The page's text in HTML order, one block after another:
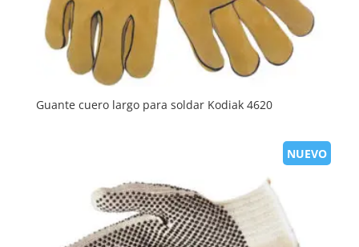
Guante cuero largo para soldar Kodiak 4620
NUEVO